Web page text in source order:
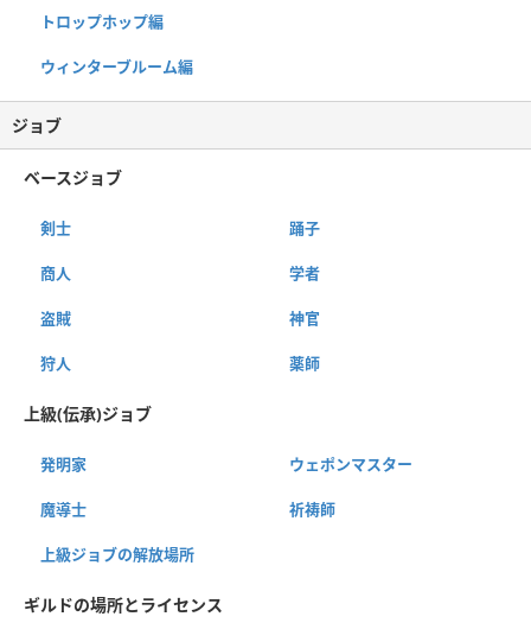
トロップホップ編
ウィンターブルーム編
ジョブ
ベースジョブ
剣士 踊子
商人 学者
盗賊 神官
狩人 薬師
上級(伝承)ジョブ
発明家 ウェポンマスター
魔導士 祈祷師
上級ジョブの解放場所
ギルドの場所とライセンス